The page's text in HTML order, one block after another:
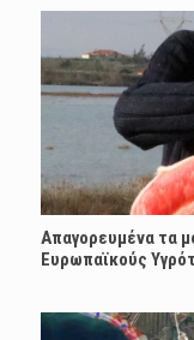
Απαγορευμένα τα
Ευρωπαϊκούς